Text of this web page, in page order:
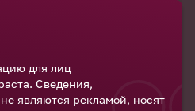
продукции
на внутреннем и
отраслевого закона
В этой статье
о государственной
для лиц
Сведения,
являются рекламой, носят